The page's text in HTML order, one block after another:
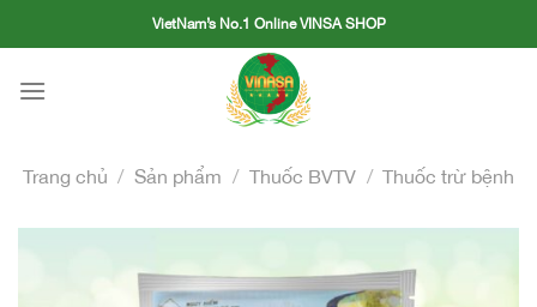
to
VietNam’s No.1 Online VINSA SHOP
Trang chủ / Sản phẩm / Thuốc BVTV / Thuốc trừ bệnh